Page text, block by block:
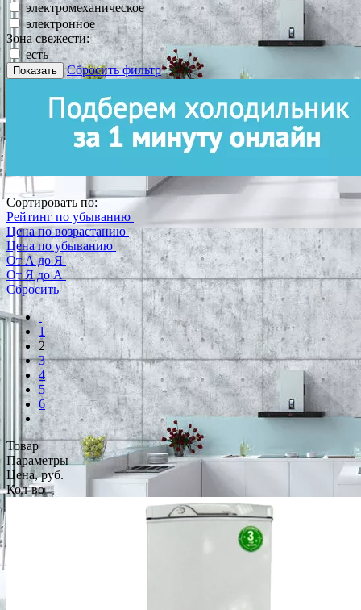
электромеханическое
электронное
Зона свежести:
есть
Показать Сбросить фильтр
Сортировать по:
Рейтинг по убыванию
Цена по возрастанию
Цена по убыванию
От А до Я
От Я до А
Сбросить
1
2
3
4
5
6
Товар
Параметры
Цена, руб.
Кол-во